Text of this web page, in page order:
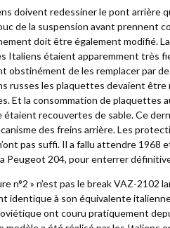
doivent redessiner le pont arrière
de la suspension avant prennent
doit être également modifié.
Italiens étaient apparemment très
obstinément de les remplacer par
russes les plaquettes devaient être
Et la consommation de plaquettes
étaient recouvertes de sable. Ce
des freins arrière. Les
pas suffi. Il a fallu attendre 1968
Peugeot 204, pour enterrer
n°2 » n’est pas le break VAZ-2102
identique à son équivalente
ont couru pratiquement